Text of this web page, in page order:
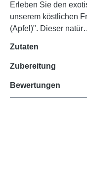
Erleben Sie den
unserem köstlichen
(Apfel)". Dieser
Zutaten
Zubereitung
Bewertungen